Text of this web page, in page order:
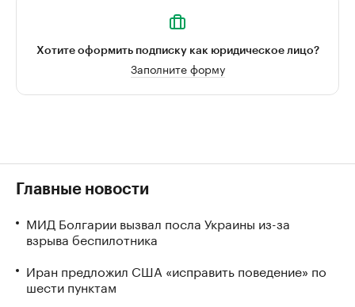
Хотите оформить подписку как юридическое лицо?
Заполните форму
Главные новости
МИД Болгарии вызвал посла Украины из-за
взрыва беспилотника
Иран предложил США «исправить поведение» по
шести пунктам